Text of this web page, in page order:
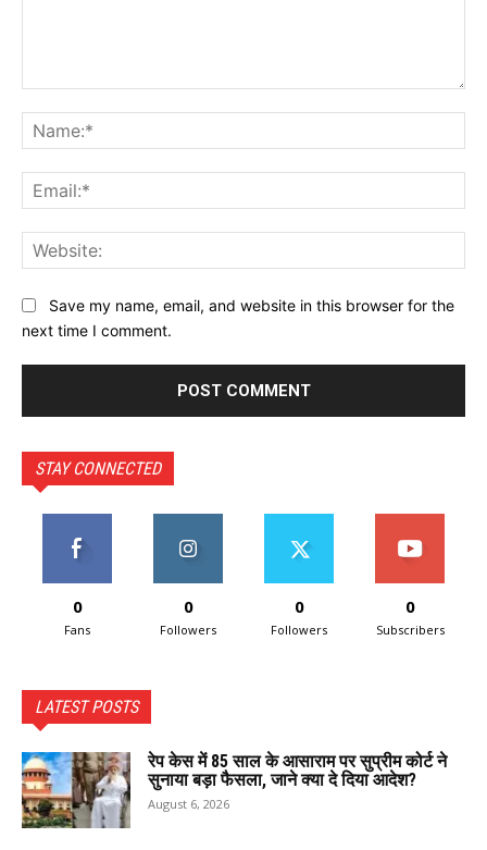
Save my name, email, and website in this browser for the
next time I comment.
STAY CONNECTED
0
Fans
0
Followers
0
Followers
0
Subscribers
LATEST POSTS
रेप केस में 85 साल के आसाराम पर सुप्रीम कोर्ट ने
सुनाया बड़ा फैसला, जाने क्या दे दिया आदेश?
August 6, 2026